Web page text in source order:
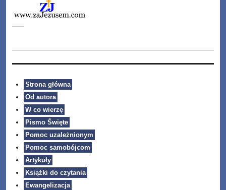
Strona główna
Od autora
W co wierzę
Pismo Święte
Pomoc uzależnionym
Pomoc samobójcom
Artykuły
Książki do czytania
Ewangelizacja